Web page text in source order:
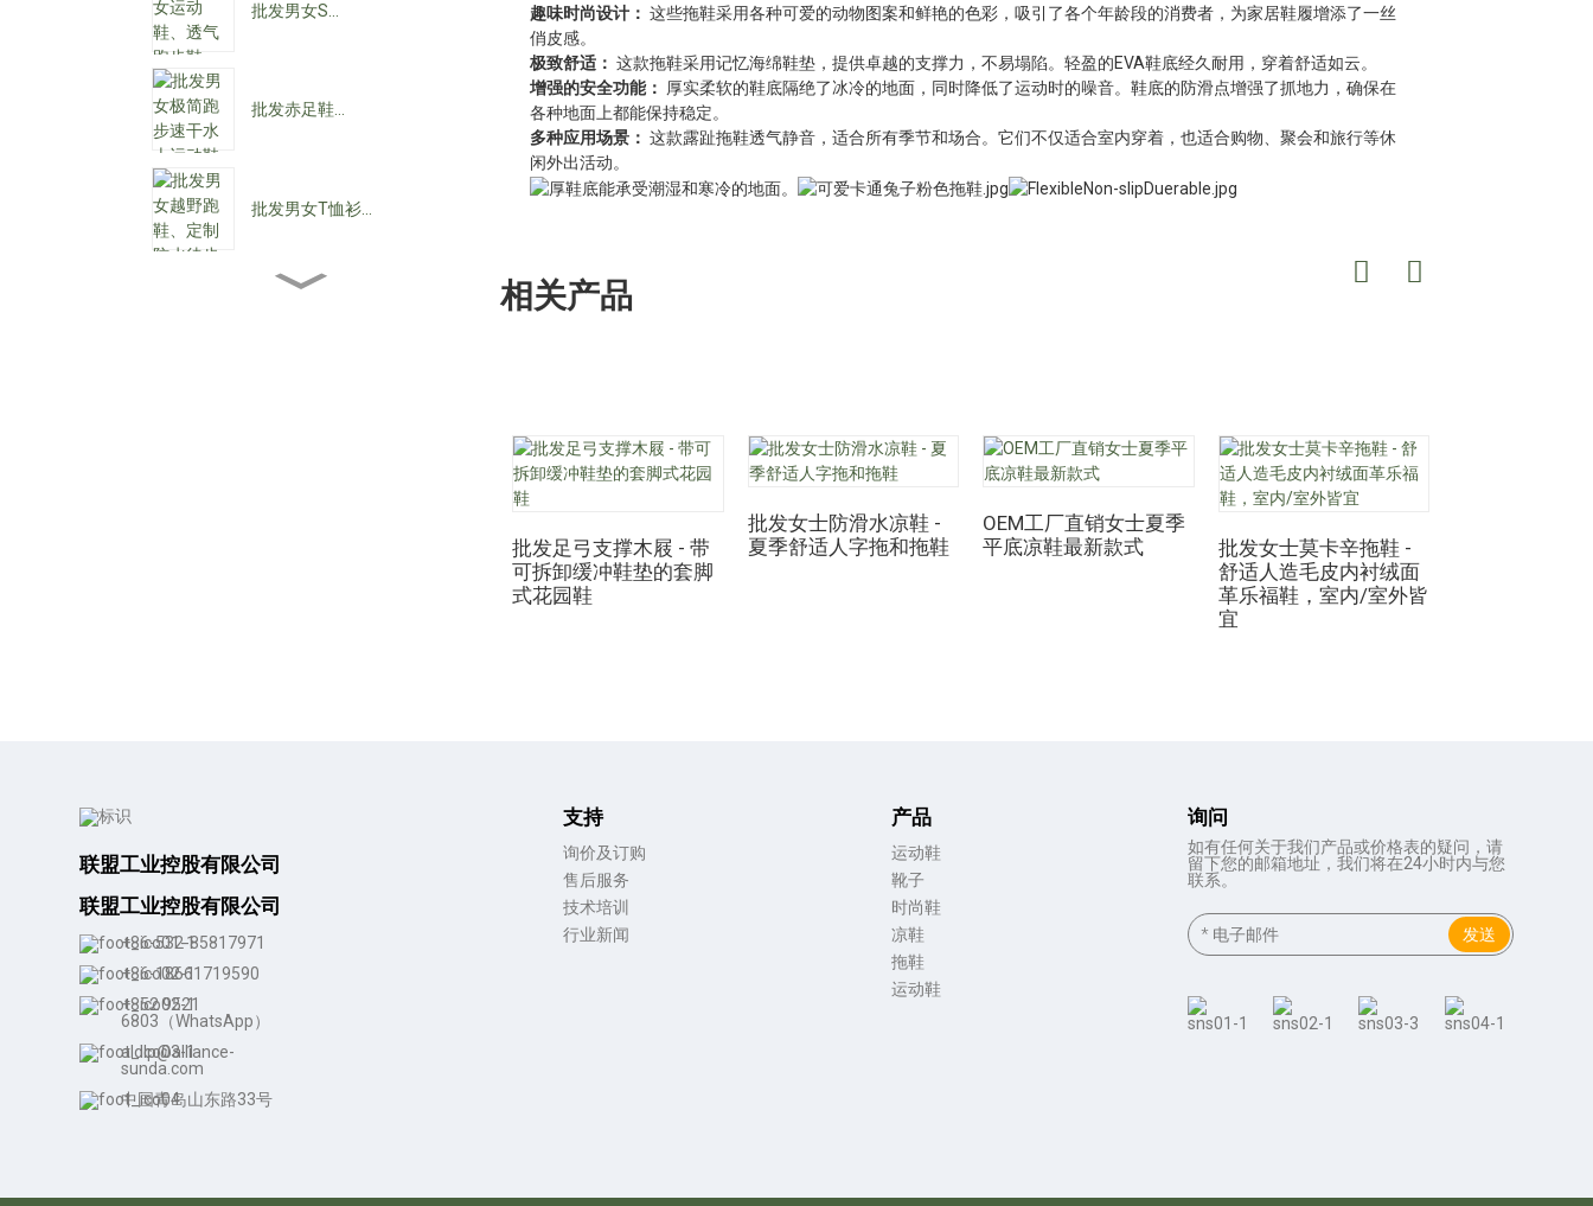
批发男女S...
批发赤足鞋...
批发男女T恤衫...
趣味时尚设计： 这些拖鞋采用各种可爱的动物图案和鲜艳的色彩，吸引了各个年龄段的消费者，为家居鞋履增添了一丝
俏皮感。
极致舒适： 这款拖鞋采用记忆海绵鞋垫，提供卓越的支撑力，不易塌陷。轻盈的EVA鞋底经久耐用，穿着舒适如云。
增强的安全功能：
厚实柔软的鞋底隔绝了冰冷的地面，同时降低了运动时的噪音。鞋底的防滑点增强了抓地力，确保在
各种地面上都能保持稳定。
多种应用场景： 这款露趾拖鞋透气静音，适合所有季节和场合。它们不仅适合室内穿着，也适合购物、聚会和旅行等休
闲外出活动。
相关产品
批发足弓支撑木屐 - 带
可拆卸缓冲鞋垫的套脚
式花园鞋
批发女士防滑水凉鞋 -
夏季舒适人字拖和拖鞋
OEM工厂直销女士夏季
平底凉鞋最新款式
批发女士莫卡辛拖鞋 -
舒适人造毛皮内衬绒面
革乐福鞋，室内/室外皆
宜
联盟工业控股有限公司
联盟工业控股有限公司
+86-532-85817971
+86-18661719590
+852 9521
6803（WhatsApp）
aldlp@alliance-
sunda.com
中国青岛山东路33号
支持
询价及订购
售后服务
技术培训
行业新闻
产品
运动鞋
靴子
时尚鞋
凉鞋
拖鞋
运动鞋
询问
如有任何关于我们产品或价格表的疑问，请
留下您的邮箱地址，我们将在24小时内与您
联系。
发送